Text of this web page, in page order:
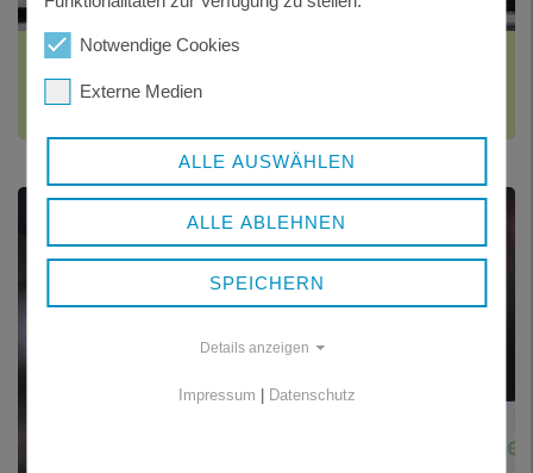
FAHRZEUG ABMELDEN
und Wiederzulassung
Notwendige Cookies
Externe Medien
ALLE AUSWÄHLEN
ALLE ABLEHNEN
SPEICHERN
Details anzeigen
Impressum Datenschutz